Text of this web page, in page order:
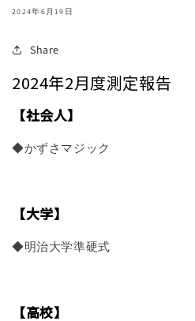
2024年6月19日
Share
2024年2月度測定報告
【社会人】
◆かずさマジック
【大学】
◆明治大学準硬式
【高校】